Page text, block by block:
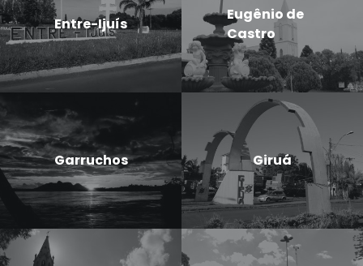
Entre-Ijuís
Eugênio de
Castro
Garruchos Giruá